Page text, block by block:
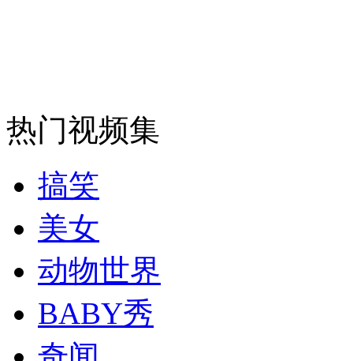
走！跟着总书记去植树
消防员救轻生者
热门视频集
搞笑
美女
动物世界
BABY秀